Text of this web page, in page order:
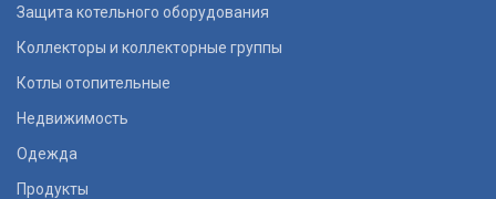
Защита котельного оборудования
Коллекторы и коллекторные группы
Котлы отопительные
Недвижимость
Одежда
Продукты